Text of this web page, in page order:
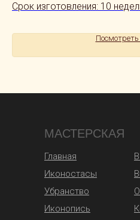
Срок изготовления: 10
Посмотреть
МАСТЕРСКАЯ
Главная
Иконостасы
Убранство
Иконопись